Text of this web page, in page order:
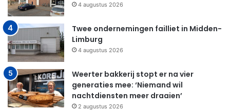
4 augustus 2026
Twee ondernemingen failliet in Midden-
Limburg
4 augustus 2026
Weerter bakkerij stopt er na vier
generaties mee: ‘Niemand wil
nachtdiensten meer draaien’
2 augustus 2026